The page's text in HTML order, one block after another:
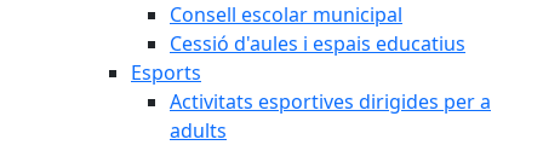
Consell escolar municipal
Cessió d'aules i espais educatius
Esports
Activitats esportives dirigides per a
adults